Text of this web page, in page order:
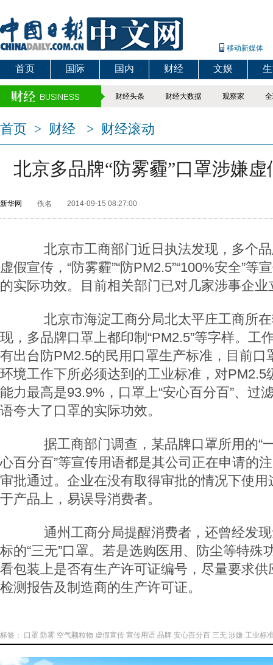
移动新媒体
首页 国际 国内 财经 文娱
财经头条 财经大数据 观察家
首页 > 财经 > 财经滚动
北京多品牌“防雾霾”口罩涉嫌
新华网 佚名 2014-09-15 08:27:00
北京市工商部门近日执法发现，多个品
虚假宣传，“防雾霾”“防PM2.5”“100%安全”等
的实际功效。目前相关部门已对几家涉事企业
北京市海淀工商分局北太平庄工商所在
现，多品牌口罩上都印制“PM2.5”等字样。工
有出台防PM2.5的民用口罩生产标准，目前口
环境工作下所必须达到的工业标准，对PM2.5
能力最高是93.9%，口罩上“安心百分百”、过
语夸大了口罩的实际功效。
据工商部门调查，某品牌口罩所用的“一
心百分百”等宣传用语都是其公司正在申请的
审批通过。企业在没有取得审批的情况下使
于产品上，易误导消费者。
通州工商分局提醒消费者，还曾经发现
标的“三无”口罩。若是选购医用、防尘等特殊
看包装上是否有生产许可证编号，尽量要求
检测报告及制造商的生产许可证。
标签： 口罩 防雾 空气颗粒物 虚假宣传 宣传用语 品牌 安心百分百 三无 涉嫌 工业标